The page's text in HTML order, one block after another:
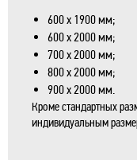
600 х 1900 мм;
600 х 2000 мм;
700 х 2000 мм;
800 х 2000 мм;
900 х 2000 мм.
Кроме стандартных
индивидуальным